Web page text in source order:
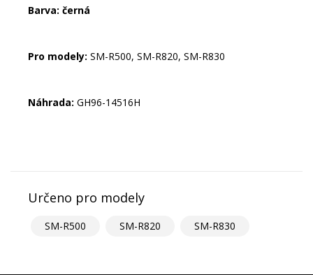
Barva: černá
Pro modely: SM-R500, SM-R820, SM-R830
Náhrada: GH96-14516H
Určeno pro modely
SM-R500 SM-R820 SM-R830